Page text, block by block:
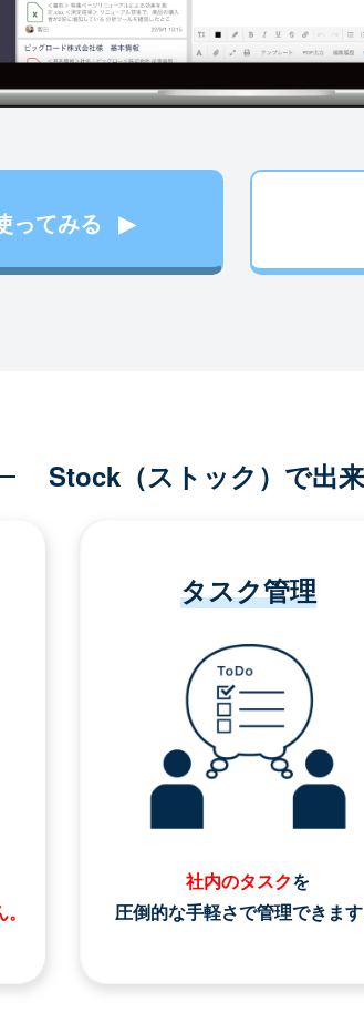
ってみる
Stock（ストック）で出
タスク管理
社内のタスクを
圧倒的な手軽さで管理できます